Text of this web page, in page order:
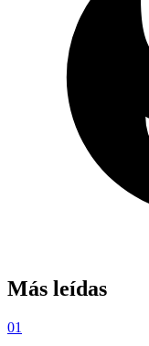
Más leídas
01